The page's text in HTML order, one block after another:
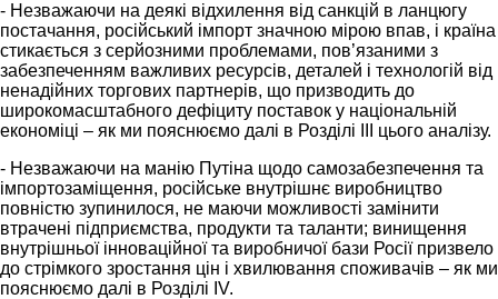
- Незважаючи на деякі відхилення від санкцій в ланцюгу
постачання, російський імпорт значною мірою впав, і країна
стикається з серйозними проблемами, пов’язаними з
забезпеченням важливих ресурсів, деталей і технологій від
ненадійних торгових партнерів, що призводить до
широкомасштабного дефіциту поставок у національній
економіці – як ми пояснюємо далі в Розділі III цього аналізу.
- Незважаючи на манію Путіна щодо самозабезпечення та
імпортозаміщення, російське внутрішнє виробництво
повністю зупинилося, не маючи можливості замінити
втрачені підприємства, продукти та таланти; винищення
внутрішньої інноваційної та виробничої бази Росії призвело
до стрімкого зростання цін і хвилювання споживачів – як ми
пояснюємо далі в Розділі IV.